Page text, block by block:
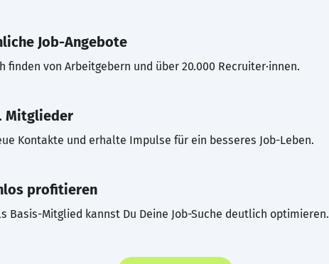
Job-Angebote
finden von Arbeitgebern und über 20.000 Recruiter·innen.
Mitglieder
Kontakte und erhalte Impulse für ein besseres Job-Leben.
profitieren
Basis-Mitglied kannst Du Deine Job-Suche deutlich optimieren.